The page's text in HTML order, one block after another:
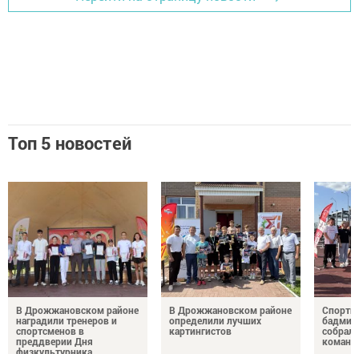
Топ 5 новостей
В Дрожжановском районе
наградили тренеров и
спортсменов в
преддверии Дня
В Дрожжановском районе
определили лучших
картингистов